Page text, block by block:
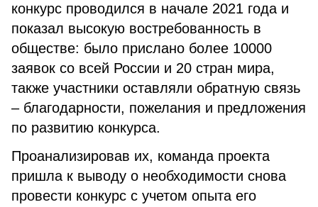
конкурс проводился в начале 2021 года и
показал высокую востребованность в
обществе: было прислано более 10000
заявок со всей России и 20 стран мира,
также участники оставляли обратную связь
– благодарности, пожелания и предложения
по развитию конкурса.
Проанализировав их, команда проекта
пришла к выводу о необходимости снова
провести конкурс с учетом опыта его